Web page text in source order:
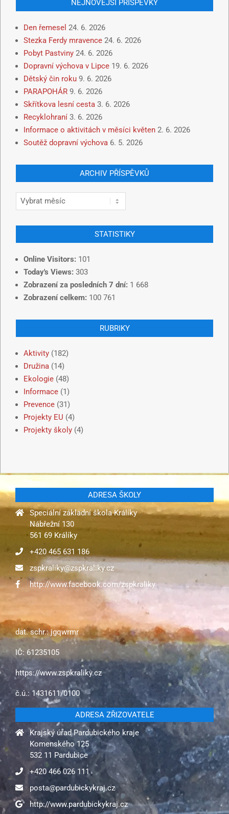
NEJNOVĚJŠÍ PŘÍSPĚVKY
Den řemesel 24. 6. 2026
Stezka Ferdy mravence 24. 6. 2026
Pobyt Pastviny 24. 6. 2026
Dopravní výchova v Lipce 19. 6. 2026
Dětský čin roku 9. 6. 2026
PARAPOHÁR 9. 6. 2026
Skřítkova lesní cesta 3. 6. 2026
Recyklohraní 3. 6. 2026
Informace o aktivitách v měsíci květen 2. 6. 2026
Soutěž dopravní výchova 6. 5. 2026
ARCHIV PŘÍSPĚVKŮ
STATISTIKY
Online Visitors: 101
Today's Views: 303
Zobrazení za posledních 7 dní: 1 668
Zobrazení celkem: 100 761
RUBRIKY
Aktivity (182)
Družina (14)
Ekologie (48)
Informace (1)
Prevence (31)
Projekty EU (4)
Projekty školy (4)
ADRESA ŠKOLY
Speciální základní škola Králíky
Nábřežní 130
561 69 Králíky
+420 465 631 186
zspkraliky@zspkraliky.cz
http://www.facebook.com/zspkraliky
dat. schr.: jgqwrmr
IČ: 61235105
https://www.zspkraliky.cz
č.ú.: 1431611/0100
ADRESA ZŘIZOVATELE
Krajský úřad Pardubického kraje
Komenského 125
532 11 Pardubice
+420 466 026 111
posta@pardubickykraj.cz
http://www.pardubickykraj.cz